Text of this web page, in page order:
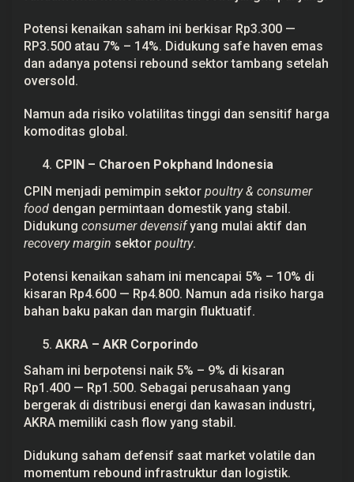
Potensi kenaikan saham ini berkisar Rp3.300 —
RP3.500 atau 7% – 14%. Didukung safe haven emas
dan adanya potensi rebound sektor tambang setelah
oversold.
Namun ada risiko volatilitas tinggi dan sensitif harga
komoditas global.
CPIN – Charoen Pokphand Indonesia
CPIN menjadi pemimpin sektor poultry & consumer
food dengan permintaan domestik yang stabil.
Didukung consumer devensifyang mulai aktif dan
recovery margin sektor poultry.
Potensi kenaikan saham ini mencapai 5% – 10% di
kisaran Rp4.600 — Rp4.800. Namun ada risiko harga
bahan baku pakan dan margin fluktuatif.
AKRA – AKR Corporindo
Saham ini berpotensi naik 5% – 9% di kisaran
Rp1.400 — Rp1.500. Sebagai perusahaan yang
bergerak di distribusi energi dan kawasan industri,
AKRA memiliki cash flow yang stabil.
Didukung saham defensif saat market volatile dan
momentum rebound infrastruktur dan logistik.